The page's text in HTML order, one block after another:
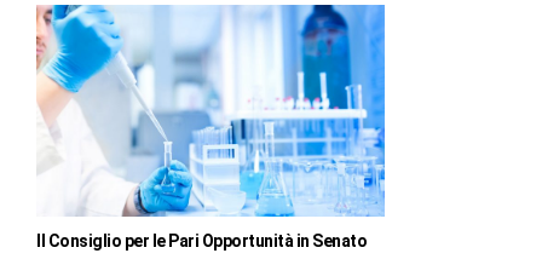
Il Consiglio per le Pari Opportunità in Senato